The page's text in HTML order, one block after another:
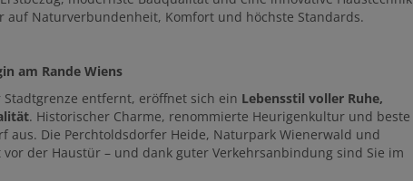
auf Naturverbundenheit, Komfort und höchste Standards.
am Rande Wiens
entfernt, eröffnet sich ein Lebensstil voller Ruhe,
. Historischer Charme, renommierte Heurigenkultur und beste
aus. Die Perchtoldsdorfer Heide, Naturpark Wienerwald und
der Haustür – und dank guter Verkehrsanbindung sind Sie im